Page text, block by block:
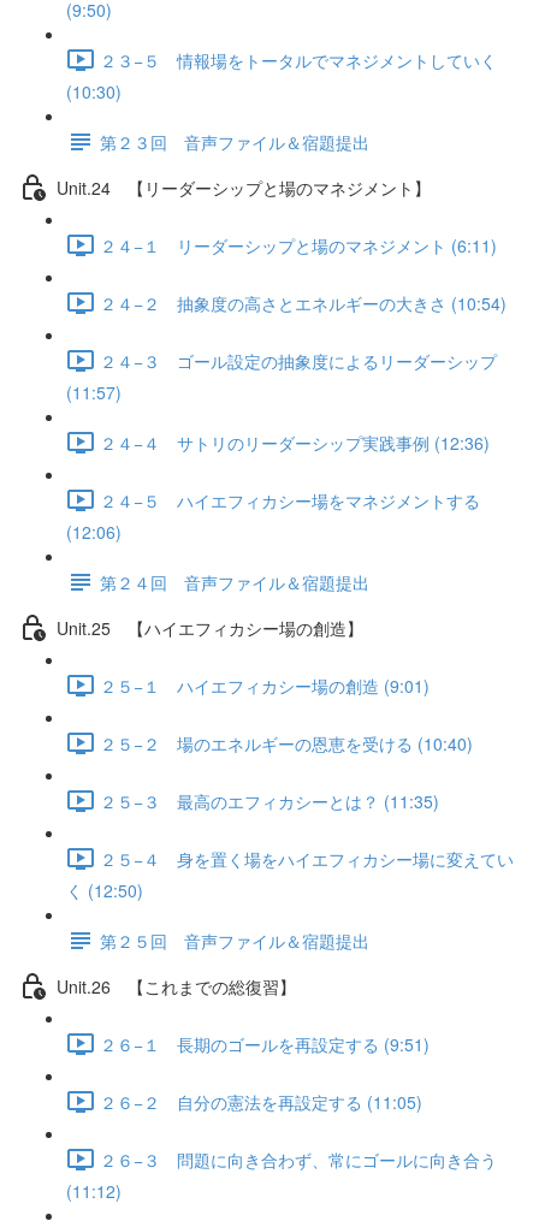
(9:50)
２３−５ 情報場をトータルでマネジメントしていく
(10:30)
第２３回 音声ファイル＆宿題提出
Unit.24 【リーダーシップと場のマネジメント】
２４−１ リーダーシップと場のマネジメント (6:11)
２４−２ 抽象度の高さとエネルギーの大きさ (10:54)
２４−３ ゴール設定の抽象度によるリーダーシップ
(11:57)
２４−４ サトリのリーダーシップ実践事例 (12:36)
２４−５ ハイエフィカシー場をマネジメントする
(12:06)
第２４回 音声ファイル＆宿題提出
Unit.25 【ハイエフィカシー場の創造】
２５−１ ハイエフィカシー場の創造 (9:01)
２５−２ 場のエネルギーの恩恵を受ける (10:40)
２５−３ 最高のエフィカシーとは？ (11:35)
２５−４ 身を置く場をハイエフィカシー場に変えてい
く (12:50)
第２５回 音声ファイル＆宿題提出
Unit.26 【これまでの総復習】
２６−１ 長期のゴールを再設定する (9:51)
２６−２ 自分の憲法を再設定する (11:05)
２６−３ 問題に向き合わず、常にゴールに向き合う
(11:12)